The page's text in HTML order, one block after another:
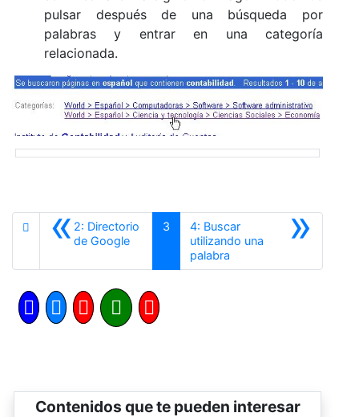
pulsar después de una búsqueda por
palabras y entrar en una categoría
relacionada.
«2: Directorio
de GoogleAnterior
3 »
4: Buscar
utilizando una
palabraSiguiente
Contenidos que te pueden interesar